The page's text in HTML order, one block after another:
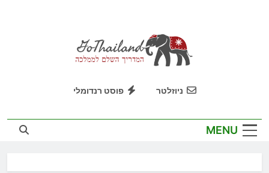
GoThailand
המדריך השלם לממלכה
ניוזלטר פוסט רנדומלי
MENU